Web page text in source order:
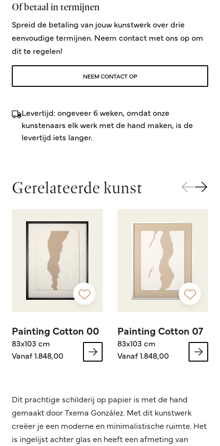
Of betaal in termijnen
Spreid de betaling van jouw kunstwerk over drie
eenvoudige termijnen. Neem contact met ons op om
dit te regelen!
NEEM CONTACT OP
Levertijd: ongeveer 6 weken, omdat onze
kunstenaars elk werk met de hand maken, is de
levertijd iets langer.
Gerelateerde kunst
Painting Cotton 00
83x103 cm
Vanaf 1.848,00
Painting Cotton 07
83x103 cm
Vanaf 1.848,00
Dit prachtige schilderij op papier is met de hand
gemaakt door Txema González. Met dit kunstwerk
creëer je een moderne en minimalistische ruimte. Het
is ingelijst achter glas en heeft een afmeting van